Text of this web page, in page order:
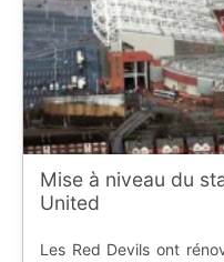
Mise à niveau du
United
Les Red Devils ont